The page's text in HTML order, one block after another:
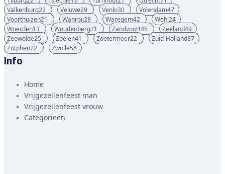
Valkenburg22 Veluwe29 Venlo30 Volendam47
Voorthuizen21 Wanroij28 Waregem42 Wehl24
Woerden13 Woudenberg21 Zandvoort45 Zeeland49
Zeewolde25 Zoelen41 Zoetermeer22 Zuid-Holland87
Zutphen22 Zwolle58
Info
Home
Vrijgezellenfeest man
Vrijgezellenfeest vrouw
Categorieën